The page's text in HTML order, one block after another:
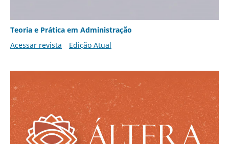
Teoria e Prática em Administração
Acessar revista
Edição Atual